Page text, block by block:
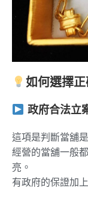
如何選擇
政府合法立
這項是判斷當舖
經營的當舖一般
亮。
有政府的保證加